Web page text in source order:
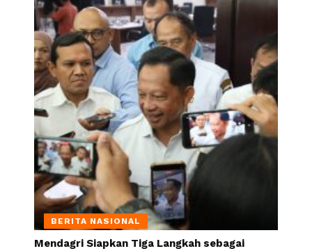
BERITA NASIONAL
Mendagri Siapkan Tiga Langkah sebagai